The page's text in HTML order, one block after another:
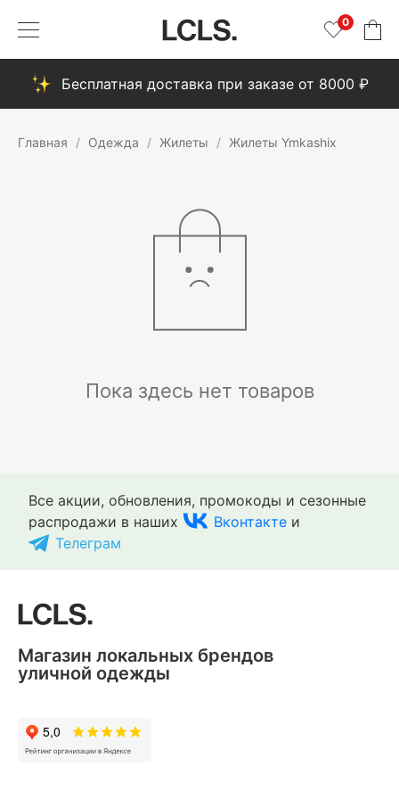
0
Бесплатная доставка при заказе от 8000 ₽
Главная Одежда Жилеты Жилеты Ymkashix
Пока здесь нет товаров
Все акции, обновления, промокоды и сезонные
распродажи в наших
Вконтакте и
Телеграм
Магазин локальных брендов
уличной одежды